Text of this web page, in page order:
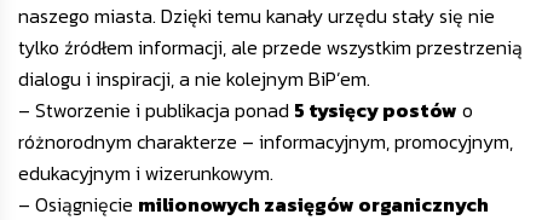
naszego miasta. Dzięki temu kanały urzędu stały się nie
tylko źródłem informacji, ale przede wszystkim przestrzenią
dialogu i inspiracji, a nie kolejnym BiP’em.
– Stworzenie i publikacja ponad 5 tysięcy postów o
różnorodnym charakterze – informacyjnym, promocyjnym,
edukacyjnym i wizerunkowym.
– Osiągnięcie milionowych zasięgów organicznych